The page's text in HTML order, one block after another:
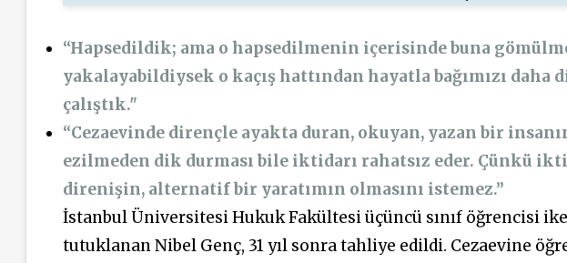
“Hapsedildik; ama o hapsedilmenin içerisinde buna
yakalayabildiysek o kaçış hattından hayatla bağımızı
çalıştık."
“Cezaevinde dirençle ayakta duran, okuyan, yazan bir
ezilmeden dik durması bile iktidarı rahatsız eder. Çünkü
direnişin, alternatif bir yaratımın olmasını istemez.”
İstanbul Üniversitesi Hukuk Fakültesi üçüncü sınıf öğrencisi
tutuklanan Nibel Genç, 31 yıl sonra tahliye edildi. Cezaevine